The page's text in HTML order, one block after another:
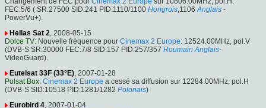
FEC:5/6 ( SR:27500 SID:241 PID:1110/1100 Hongrois ,1106 Anglais -
PowerVu+).
Hellas Sat 2 , 2008-05-15
Dolce TV: Nouvelle fréquence pour Cinemax 2 Europe: 12524.00MHz, pol.V
(DVB-S SR:30000 FEC:7/8 SID:157 PID:257/357 Roumain Anglais-
VideoGuard).
Eutelsat 33F (33°E) , 2007-01-28
Polsat Box: Cinemax 2 Europe a cessé sa diffusion sur 12284.00MHz, pol.H
(DVB-S SID:10518 PID:1281/1282 Polonais)
Eurobird 4 , 2007-01-04